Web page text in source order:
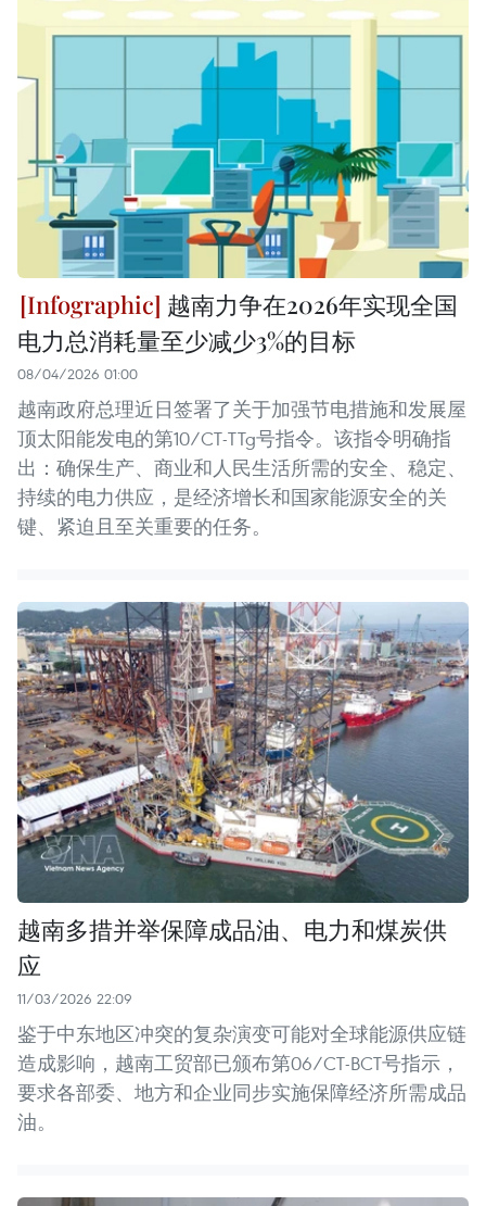
越南力争在2026年实现全国
电力总消耗量至少减少3%的目标
08/04/2026 01:00
越南政府总理近日签署了关于加强节电措施和发展屋
顶太阳能发电的第10/CT-TTg号指令。该指令明确指
出：确保生产、商业和人民生活所需的安全、稳定、
持续的电力供应，是经济增长和国家能源安全的关
键、紧迫且至关重要的任务。
越南多措并举保障成品油、电力和煤炭供
应
11/03/2026 22:09
鉴于中东地区冲突的复杂演变可能对全球能源供应链
造成影响，越南工贸部已颁布第06/CT-BCT号指示，
要求各部委、地方和企业同步实施保障经济所需成品
油。